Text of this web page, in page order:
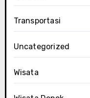
Transportasi
Uncategorized
Wisata